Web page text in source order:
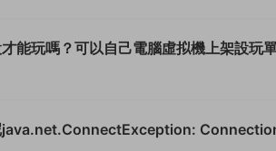
能玩嗎？可以自己電腦虛拟機上架設玩
java.net.ConnectException: